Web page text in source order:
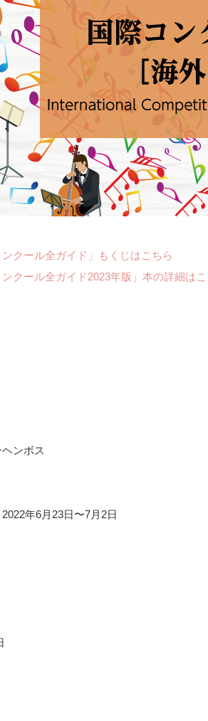
ンクール全ガイド」もくじはこちら
ンクール全ガイド2023年版」本の詳細はこ
ンボス
年6月23日〜7月2日